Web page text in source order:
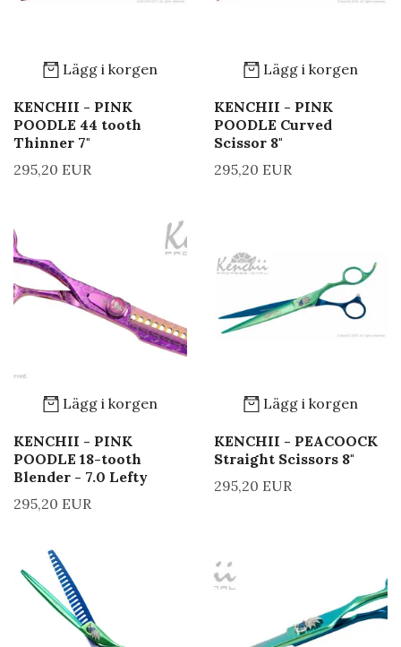
Lägg i korgen
KENCHII - PINK
POODLE 44 tooth
Thinner 7"
295,20 EUR
Lägg i korgen
KENCHII - PINK
POODLE Curved
Scissor 8"
295,20 EUR
Lägg i korgen
KENCHII - PINK
POODLE 18-tooth
Blender - 7.0 Lefty
295,20 EUR
Lägg i korgen
KENCHII - PEACOOCK
Straight Scissors 8"
295,20 EUR